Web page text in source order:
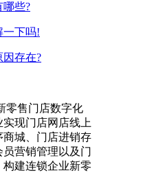
些?
一下吗!
存在?
零售门店数字化
现门店网店线上
城、门店进销存
营销管理以及门
建连锁企业新零